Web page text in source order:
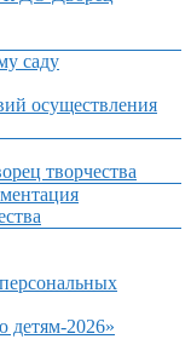
саду
осуществления
творчества
детям-2026»